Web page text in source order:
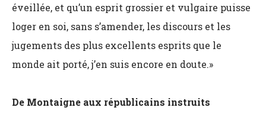
éveillée, et qu’un esprit grossier et vulgaire puisse
loger en soi, sans s’amender, les discours et les
jugements des plus excellents esprits que le
monde ait porté, j’en suis encore en doute.»
De Montaigne aux républicains instruits